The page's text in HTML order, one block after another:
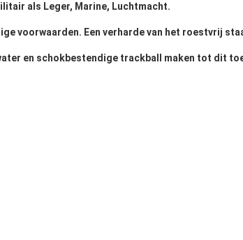
als Leger, Marine, Luchtmacht.
voorwaarden. Een verharde van het roestvrij
en schokbestendige trackball maken tot dit